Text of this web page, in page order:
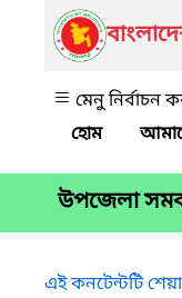
মেনু নির্বাচন
উপজেলা
এই কনটেন্টটি